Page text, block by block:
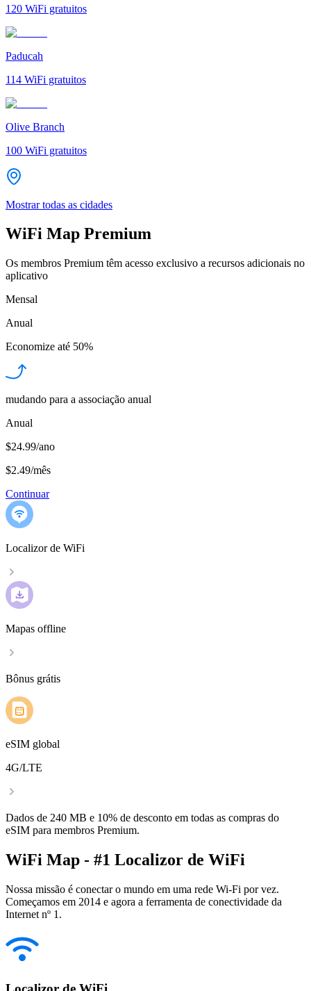
120 WiFi gratuitos
Paducah
114 WiFi gratuitos
Olive Branch
100 WiFi gratuitos
Mostrar todas as cidades
WiFi Map Premium
Os membros Premium têm acesso exclusivo a recursos adicionais no
aplicativo
Mensal
Anual
Economize até 50%
mudando para a associação anual
Anual
$24.99/ano
$2.49/mês
Continuar
Localizor de WiFi
Mapas offline
Bônus grátis
eSIM global
4G/LTE
Dados de 240 MB e 10% de desconto em todas as compras do
eSIM para membros Premium.
WiFi Map - #1 Localizor de WiFi
Nossa missão é conectar o mundo em uma rede Wi-Fi por vez.
Começamos em 2014 e agora a ferramenta de conectividade da
Internet nº 1.